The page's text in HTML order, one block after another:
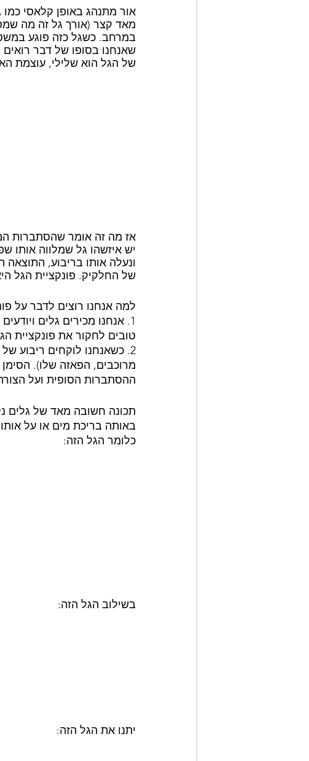
אור מתנהג באופן קלאסי
מאד קצר (אורך גל זה מה
במרחב. כשגל כזה פוגע
שאנחנו בסופו של דבר
של הגל הוא שלילי, עוצמת
אז מה זה אומר שהסתברות
יש איזשהו גל שמלווה אותו
ונעלה אותו בריבוע,
של החלקיק. פונקציית הגל
למה אנחנו רוצים לדבר על
1. אנחנו מכירים גלים
טובים לחקור את פונקציית
2. כשאנחנו לוקחים ריבוע
מרוכבים, הפאזה שלו).
ההסתברות הסופית ועל
תכונה חשובה מאד של גלים
באותה בריכת מים או על
כלומר הגל הזה:
בשילוב הגל הזה:
יתנו את הגל הזה: